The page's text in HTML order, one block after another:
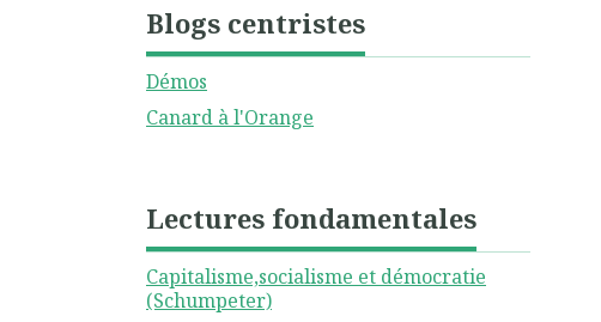
Blogs centristes
Démos
Canard à l'Orange
Lectures fondamentales
Capitalisme,socialisme et démocratie
(Schumpeter)